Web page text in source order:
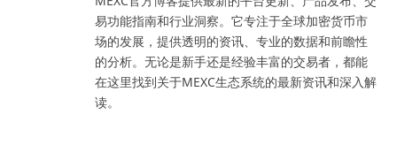
易功能指南和行业洞察。它专注于全球加密货币市
场的发展，提供透明的资讯、专业的数据和前瞻性
的分析。无论是新手还是经验丰富的交易者，都能
在这里找到关于MEXC生态系统的最新资讯和深入解
读。